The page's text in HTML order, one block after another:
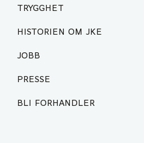
TRYGGHET
HISTORIEN OM JKE
JOBB
PRESSE
BLI FORHANDLER